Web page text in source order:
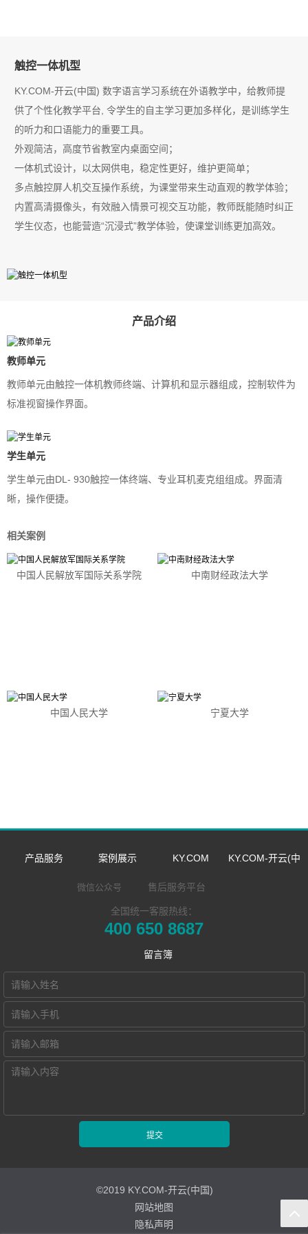
触控一体机型
KY.COM-开云(中国) 数字语言学习系统在外语教学中，给教师提
供了个性化教学平台, 令学生的自主学习更加多样化，是训练学生
的听力和口语能力的重要工具。
外观简洁，高度节省教室内桌面空间；
一体机式设计，以太网供电，稳定性更好，维护更简单；
多点触控屏人机交互操作系统，为课堂带来生动直观的教学体验；
内置高清摄像头，有效融入情景可视交互功能，教师既能随时纠正
学生仪态，也能营造“沉浸式”教学体验，使课堂训练更加高效。
产品介绍
教师单元
教师单元由触控一体机教师终端、计算机和显示器组成，控制软件为
标准视窗操作界面。
学生单元
学生单元由DL- 930触控一体终端、专业耳机麦克组组成。界面清
晰，操作便捷。
相关案例
中国人民解放军国际关系学院 中南财经政法大学
中国人民大学 宁夏大学
产品服务
数字语言学习系
国) Hub本地化部
学系统
电子教室
智慧教学空间
高密度WiFi移动
案例展示
双一流/985/211
外语院校
KY.COM
企业新闻
市场活动
KY.COM-开云(中
联系我们
微信公众号 售后服务平台
全国统一客服热线：
400 650 8687
留言簿
©2019 KY.COM-开云(中国)
网站地图
隐私声明